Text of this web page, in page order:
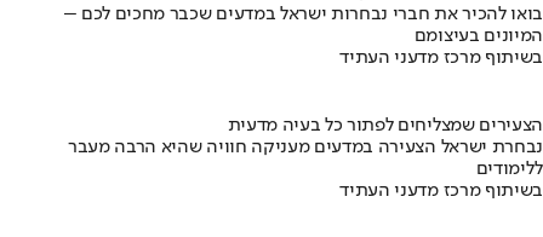
בואו להכיר את חברי נבחרות ישראל במדעים שכבר מחכים לכם –
המיונים בעיצומם
בשיתוף מרכז מדעני העתיד
הצעירים שמצליחים לפתור כל בעיה מדעית
נבחרת ישראל הצעירה במדעים מעניקה חוויה שהיא הרבה מעבר
ללימודים
בשיתוף מרכז מדעני העתיד